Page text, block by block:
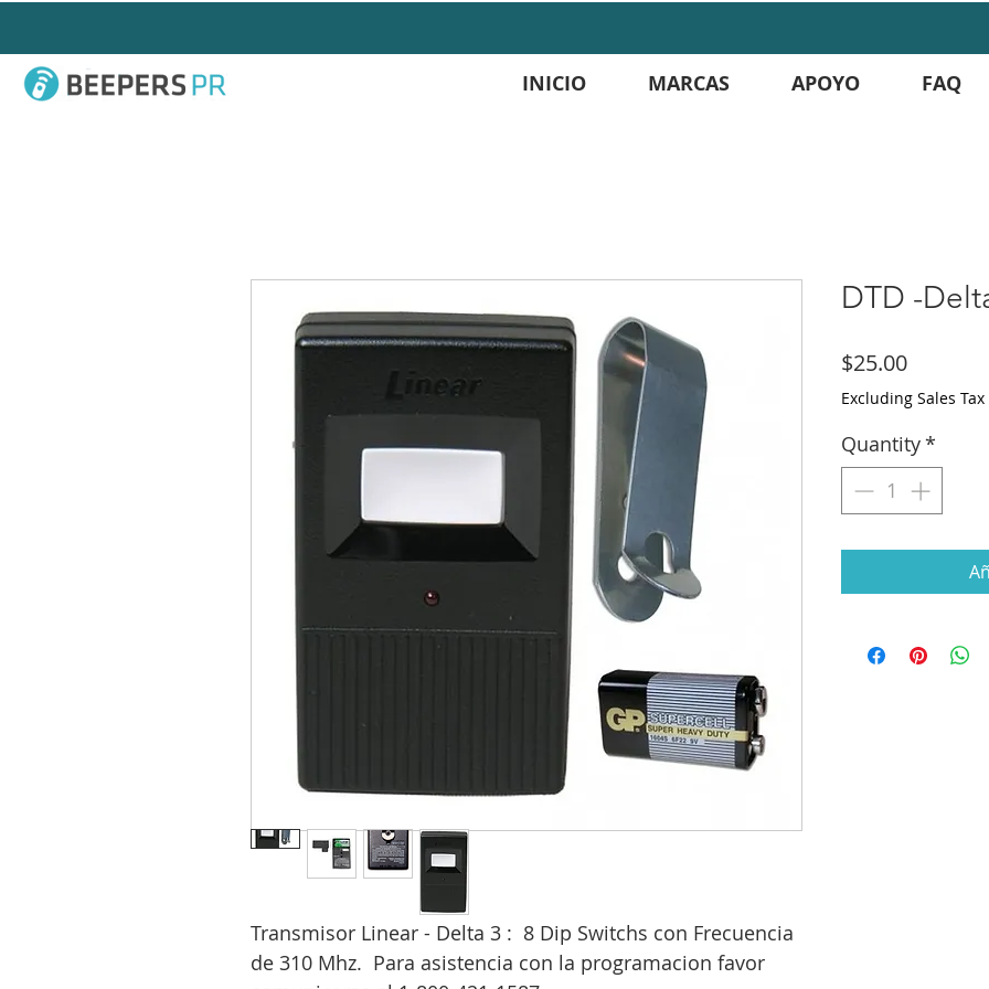
INICIO MARCAS APOYO FAQ
Transmisor Linear - Delta 3 : 8 Dip Switchs con Frecuencia
de 310 Mhz. Para asistencia con la programacion favor
DTD -
$25.00Price
Excluding Sales Tax
Quantity*